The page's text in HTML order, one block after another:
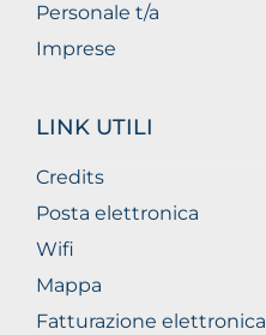
Personale t/a
Imprese
LINK UTILI
Credits
Posta elettronica
Wifi
Mappa
Fatturazione elettronica